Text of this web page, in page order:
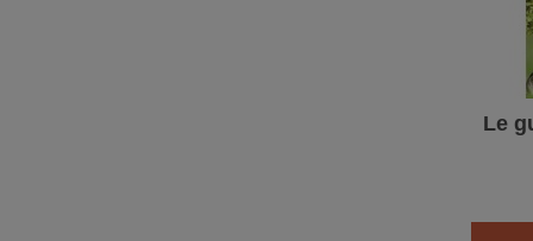
Le